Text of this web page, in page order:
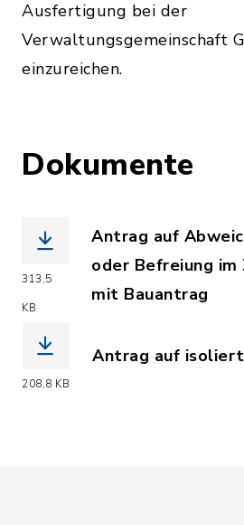
Ausfertigung bei der
Verwaltungsgemeinschaft
einzureichen.
Dokumente
313,5
KB
Antrag auf
oder Befreiung im
mit Bauantrag
208,8 KB
Antrag auf